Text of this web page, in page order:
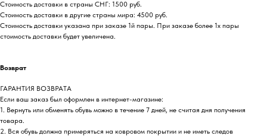
Стоимость доставки в страны СНГ: 1500 руб.
Стоимость доставки в другие страны мира: 4500 руб.
Стоимость доставки указана при заказе 1й пары. При заказе более 1х пары
стоимость доставки будет увеличена.
Возврат
ГАРАНТИЯ ВОЗВРАТА
Если ваш заказ был оформлен в интернет-магазине:
1. Вернуть или обменять обувь можно в течение 7 дней, не считая дня получения
товара.
2. Вся обувь должна примеряться на ковровом покрытии и не иметь следов